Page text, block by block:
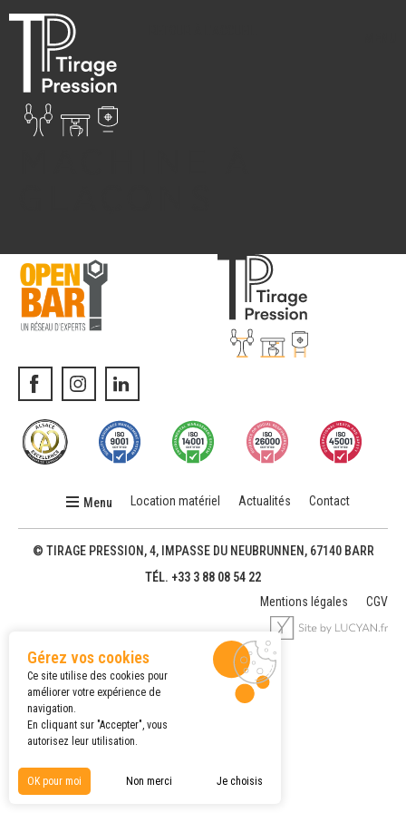
Menu Location matériel Actualités Contact
© TIRAGE PRESSION, 4, IMPASSE DU NEUBRUNNEN, 67140 BARR
TÉL. +33 3 88 08 54 22
Mentions légales
CGV
Gérez vos cookies
Ce site utilise des cookies pour
améliorer votre expérience de
navigation.
En cliquant sur "Accepter", vous
autorisez leur utilisation.
OK pour moi Non merci Je choisis